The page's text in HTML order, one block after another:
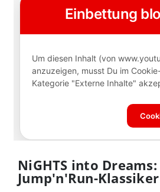
NiGHTS into
Jump'n'Run-Klassiker